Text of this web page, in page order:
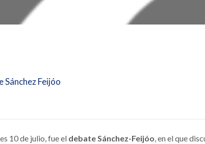
Sánchez Feijóo
10 de julio, fue el debate Sánchez-Feijóo, en el que